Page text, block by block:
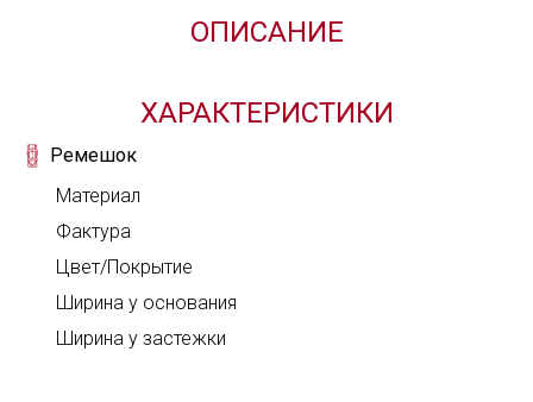
ВХОД
С помощью аккаунта L'TERRIAS
Создать аккаунт
Твой вопрос
подарок?
Мы намекнем о чем ты мечтаешь
Оценка
ОПИСАНИЕ
ХАРАКТЕРИСТИКИ
Ремешок
Материал
Фактура
Цвет/Покрытие
Ширина у основания
Ширина у застежки